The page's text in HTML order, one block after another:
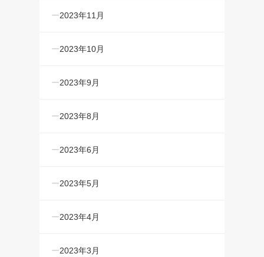
2023年11月
2023年10月
2023年9月
2023年8月
2023年6月
2023年5月
2023年4月
2023年3月